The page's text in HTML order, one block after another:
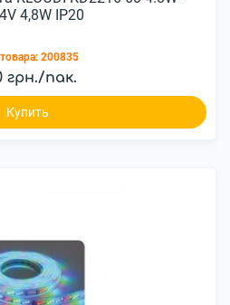
4,8W IP20
200835
грн./пак.
Купить